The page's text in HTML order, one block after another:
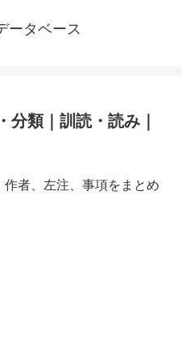
ータベース
分類｜訓読・読み｜
者、左注、事項をまとめ